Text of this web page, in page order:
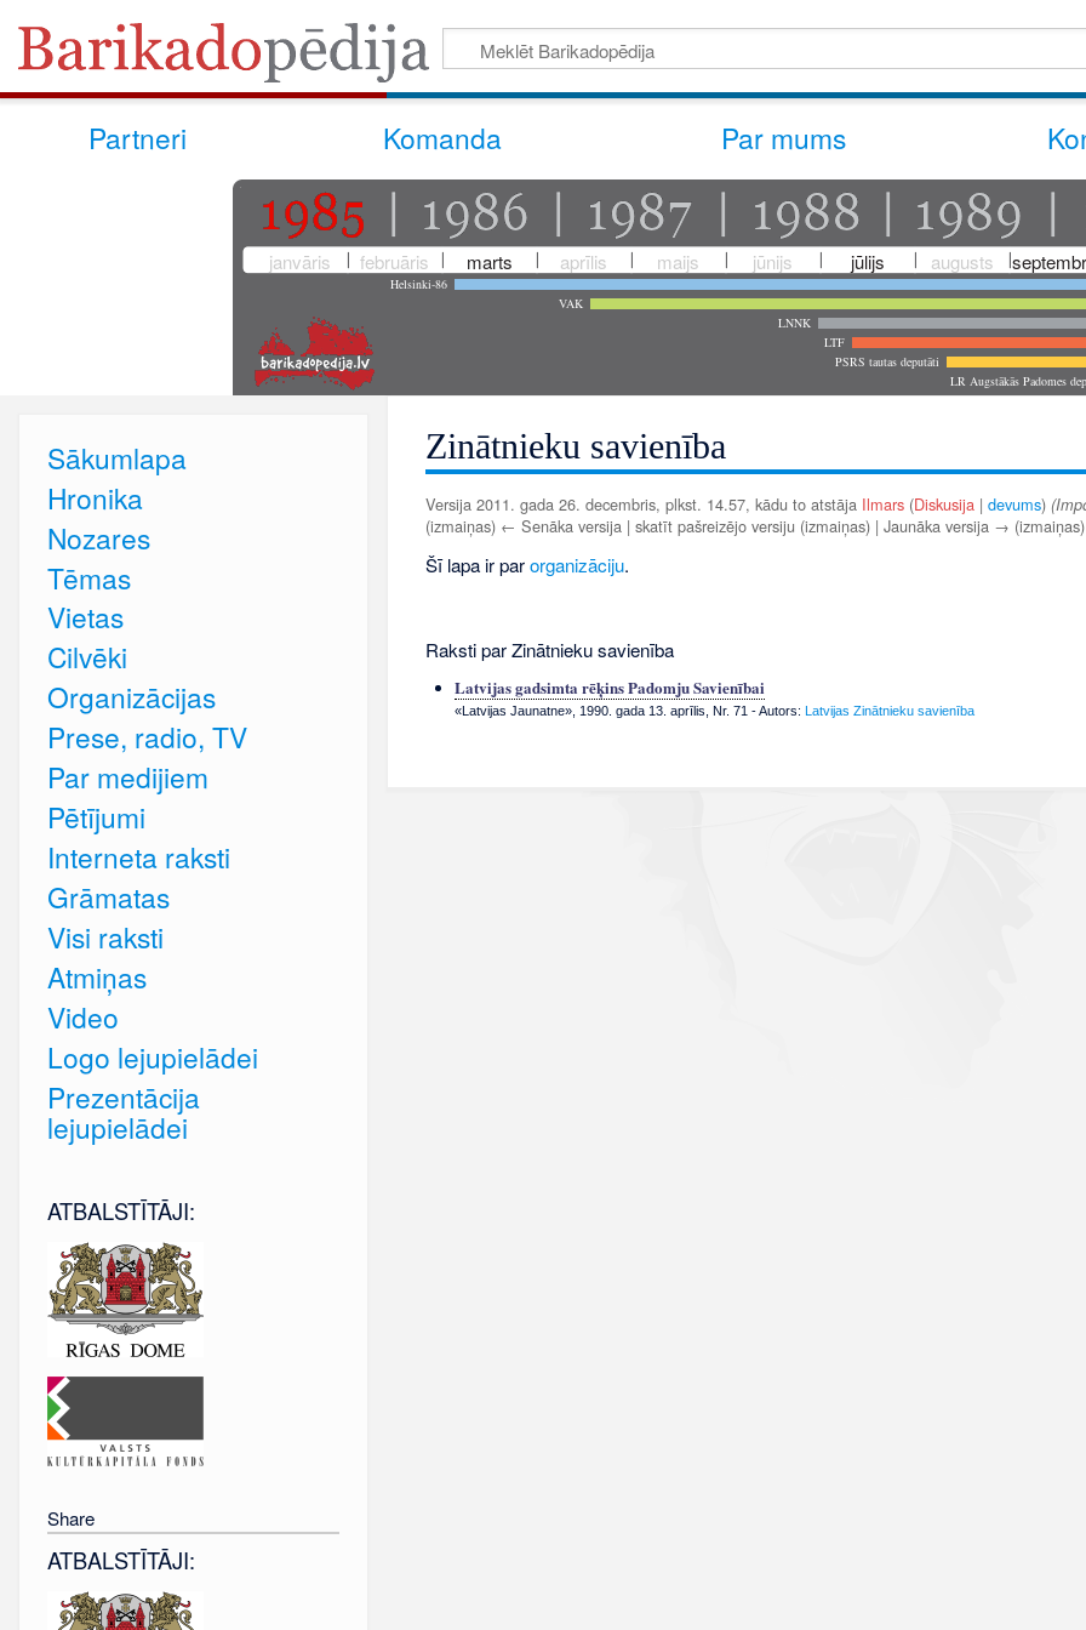
Partneri Komanda Par mums
janvāris februāris marts aprīlis maijs jūnijs jūlijs augusts
Helsinki-86
VAK
LNNK
LTF
PSRS tautas deputāti
LR Augstākās Padomes
Zinātnieku savienība
Versija 2011. gada 26. decembris, plkst. 14.57, kādu to atstāja Ilmars (Diskusija | devums)
(izmaiņas) ← Senāka versija | skatīt pašreizējo versiju (izmaiņas) | Jaunāka versija → (izmaiņas)
Šī lapa ir parorganizāciju.
Raksti par Zinātnieku savienība
Latvijas gadsimta rēķins Padomju Savienībai
«Latvijas Jaunatne», 1990. gada 13. aprīlis, Nr. 71 - Autors: Latvijas Zinātnieku savienība
Sākumlapa
Hronika
Nozares
Tēmas
Vietas
Cilvēki
Organizācijas
Prese, radio, TV
Par medijiem
Pētījumi
Interneta raksti
Grāmatas
Visi raksti
Atmiņas
Video
Logo lejupielādei
Prezentācija
lejupielādei
ATBALSTĪTĀJI:
Share
ATBALSTĪTĀJI: